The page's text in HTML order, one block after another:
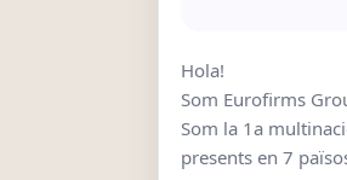
Hola!
Som Eurofirms
Som la 1a
presents en 7